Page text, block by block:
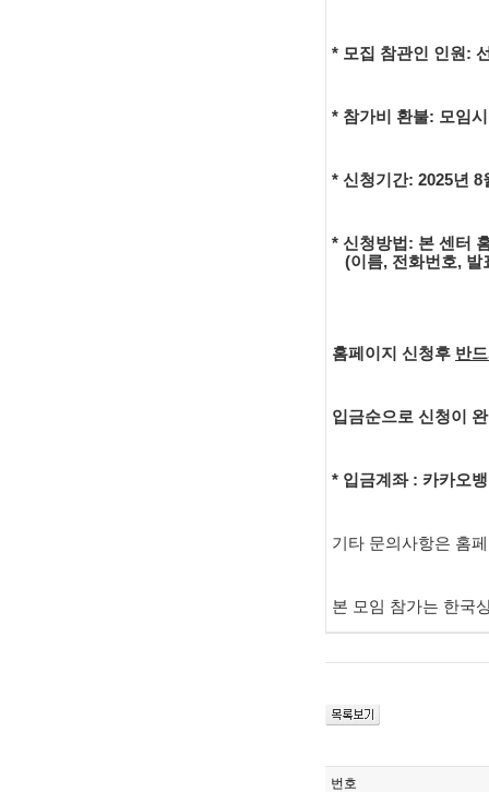
* 모집 참관인 인원:
* 참가비 환불: 모임
* 신청기간: 2025년 8
* 신청방법: 본 센터
(이름, 전화번호, 발
홈페이지 신청후 반
입금순으로 신청이
* 입금계좌 : 카카오
기타 문의사항은 홈
본 모임 참가는 한국
번호